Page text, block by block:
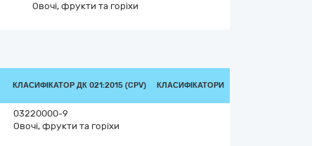
Овочі, фрукти та горіхи
КЛАСИФІКАТОР ДК 021:2015 (CPV) КЛАСИФІКАТОРИ
03220000-9
Овочі, фрукти та горіхи